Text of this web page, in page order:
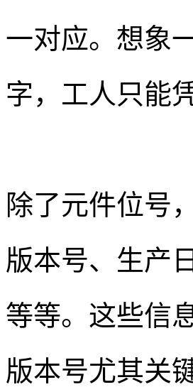
一对应。想象
字，工人只能
除了元件位号
版本号、生产
等等。这些信
版本号尤其关